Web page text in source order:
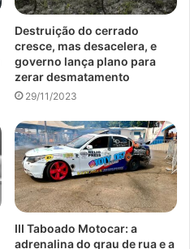
Destruição do cerrado
cresce, mas desacelera, e
governo lança plano para
zerar desmatamento
29/11/2023
III Taboado Motocar: a
adrenalina do grau de rua e a